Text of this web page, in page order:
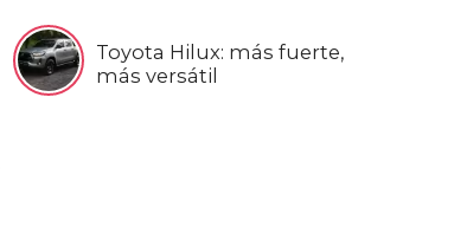
Toyota Hilux: más fuerte,
más versátil